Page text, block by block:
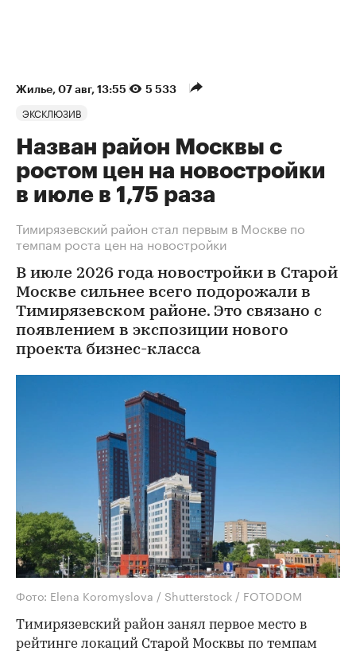
Жилье⁠, 07 авг, 13:55 5 533
ЭКСКЛЮЗИВ
Назван район Москвы с
ростом цен на новостройки
в июле в 1,75 раза
Тимирязевский район стал первым в Москве по
темпам роста цен на новостройки
В июле 2026 года новостройки в Старой
Москве сильнее всего подорожали в
Тимирязевском районе. Это связано с
появлением в экспозиции нового
проекта бизнес-класса
Фото: Elena Koromyslova / Shutterstock / FOTODOM
Тимирязевский район занял первое место в
рейтинге локаций Старой Москвы по темпам